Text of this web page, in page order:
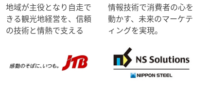
地域が主役となり自走で
きる観光地経営を、信頼
の技術と情熱で支える
情報技術で消費者の心を
動かす、未来のマーケテ
ィングを実現。